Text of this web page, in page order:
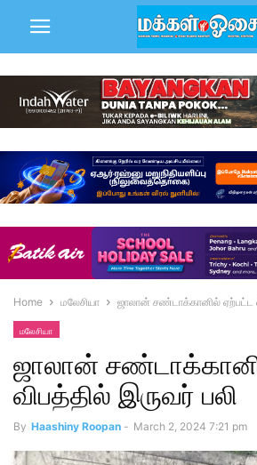
Home மலேசியா ஜாலான் சண்டாக்கானில் ஏற்பட்ட
மலேசியா
ஜாலான்
விபத்தில் இருவர் பலி
By Haashiny Roopan - March 2, 2024 7:21 pm